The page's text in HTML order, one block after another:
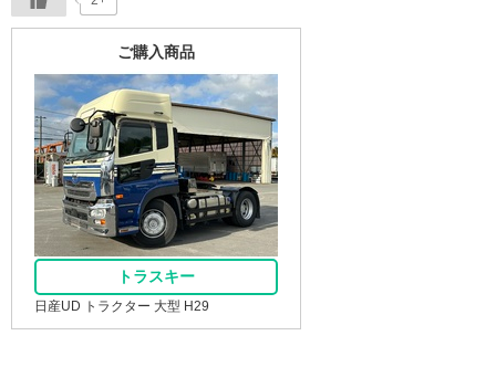
ご購入商品
トラスキー
日産UD トラクター 大型 H29